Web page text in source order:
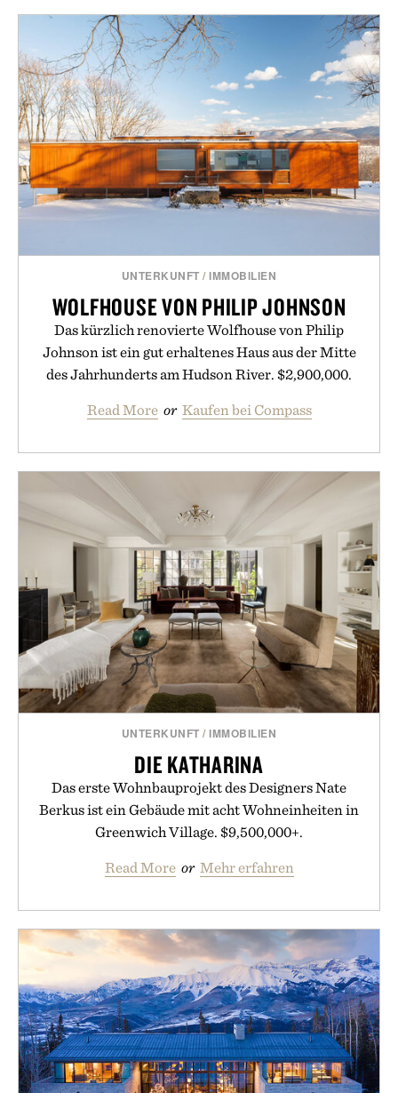
UNTERKUNFT /IMMOBILIEN
WOLFHOUSE VON PHILIP JOHNSON
Das kürzlich renovierte Wolfhouse von Philip
Johnson ist ein gut erhaltenes Haus aus der Mitte
des Jahrhunderts am Hudson River. $2,900,000.
Read More or Kaufen bei Compass
UNTERKUNFT /IMMOBILIEN
DIE KATHARINA
Das erste Wohnbauprojekt des Designers Nate
Berkus ist ein Gebäude mit acht Wohneinheiten in
Greenwich Village. $9,500,000+.
Read More or Mehr erfahren